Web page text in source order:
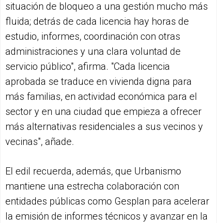
situación de bloqueo a una gestión mucho más
fluida; detrás de cada licencia hay horas de
estudio, informes, coordinación con otras
administraciones y una clara voluntad de
servicio público", afirma. "Cada licencia
aprobada se traduce en vivienda digna para
más familias, en actividad económica para el
sector y en una ciudad que empieza a ofrecer
más alternativas residenciales a sus vecinos y
vecinas", añade.
El edil recuerda, además, que Urbanismo
mantiene una estrecha colaboración con
entidades públicas como Gesplan para acelerar
la emisión de informes técnicos y avanzar en la